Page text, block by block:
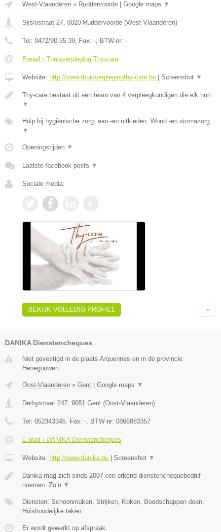
West-Vlaanderen » Ruddervoorde Google maps ▼
Sijslostraat 27, 8020 Ruddervoorde (West-Vlaanderen)
Tel: 0472/90.55.39, Fax: -, BTW-nr: -
E-mail › Thuisverpleging Thy-care
Website: http://www.thuisverplegingthy-care.be Screenshot ▼
Thy-care bestaat uit een team van 4 verpleegkundigen die elk hun
▼
Hulp bij hygiënische zorg, aan -en uitkleden, Wond -en stomazorg,
▼
Openingstijden ▼
Laatste facebook posts ▼
Sociale media:
BEKIJK VOLLEDIG PROFIEL
DANIKA Dienstencheques
Niet gevestigd in de plaats Arquennes en in de provincie
Henegouwen.
Oost-Vlaanderen » Gent Google maps ▼
Derbystraat 247 9051 Gent (Oost-Vlaanderen)
Tel: 052343346 , Fax: - , BTW-nr: 0866883357
E-mail › DANIKA Dienstencheques
Website: http://www.danika.nu Screenshot ▼
Danika mag zich sinds 2007 een erkend dienstenchequebedrijf
noemen. Zo’n ▼
Diensten: Schoonmaken, Strijken, Koken, Boodschappen doen,
Huishoudelijke taken
Er wordt gewerkt op afspraak.